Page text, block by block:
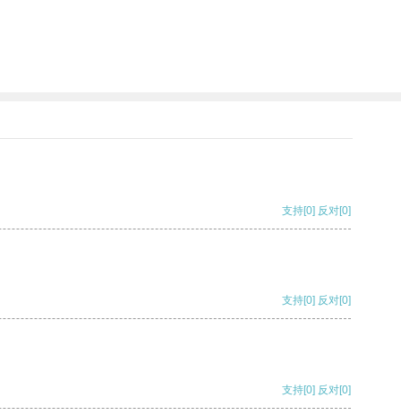
支持[0] 反对[0]
支持[0] 反对[0]
支持[0] 反对[0]